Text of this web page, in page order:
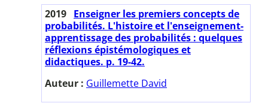
2019 Enseigner les premiers concepts de
probabilités. L'histoire et l'enseignement-
apprentissage des probabilités : quelques
réflexions épistémologiques et
didactiques. p. 19-42.
Auteur : Guillemette David